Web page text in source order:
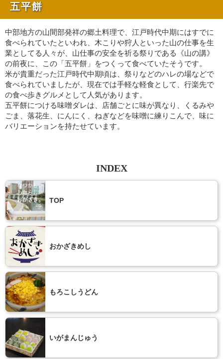
五平餅
中部地方の山間部発祥の郷土料理で、江戸時代中期にはすでに
食べられていたといわれ、木こりや狩人といった山の仕事を生
業としてる人々が、山仕事の安全を祈る祭りである《山の講》
の前夜に、この「五平餅」をつくって食べていたそうです。
米が貴重だった江戸時代中期頃は、祭りなどのハレの場などで
食べられていましたが、現在では手軽な軽食として、行楽先で
の食べ歩きグルメとして人気があります。
五平餅につける味噌ダレは、店舗ごとに味が異なり、くるみや
ごま、落花生、にんにく、ねぎなどを味噌に練りこんで、味に
バリエーションを持たせています。
INDEX
TOP
おかざきめし
もろこしうどん
いがまんじゅう